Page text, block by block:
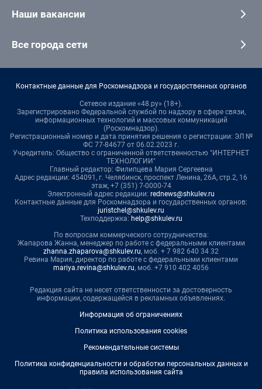
Наши вакансии
Все города сети
Контактные данные для Роскомнадзора и государственных органов
Сетевое издание «48.ру» (18+).
Зарегистрировано Федеральной службой по надзору в сфере связи,
информационных технологий и массовых коммуникаций
(Роскомнадзор).
Регистрационный номер и дата принятия решения о регистрации: ЭЛ №
ФС 77-84677 от 06.02.2023 г.
Учредитель: Общество с ограниченной ответственностью "ИНТЕРНЕТ
ТЕХНОЛОГИИ"
Главный редактор: Филипцева Мария Сергеевна
Адрес редакции: 454091, г. Челябинск, проспект Ленина, 26А, стр.2, 16
этаж, +7 (351) 7-0000-74
Электронный адрес редакции: rednews@shkulev.ru
Контактные данные для Роскомнадзора и государственных органов:
juristchel@shkulev.ru
Техподдержка: help@shkulev.ru
По вопросам коммерческого сотрудничества:
Жапарова Жанна, менеджер по работе с федеральными клиентами
zhanna.zhaparova@shkulev.ru, моб. + 7 982 640 34 32
Ревина Мария, директор по работе с федеральными клиентами
mariya.revina@shkulev.ru, моб. +7 910 402 4056
Редакция сайта не несет ответственности за достоверность
информации, содержащейся в рекламных объявлениях.
Информация об ограничениях
Политика использования cookies
Рекомендательные системы
Политика конфиденциальности и обработки персональных данных и
правила использования сайта